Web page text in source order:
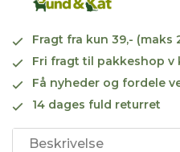
Fragt fra kun 39,- (maks
Fri fragt til pakkeshop v
Få nyheder og fordele
14 dages fuld returret
Beskrivelse